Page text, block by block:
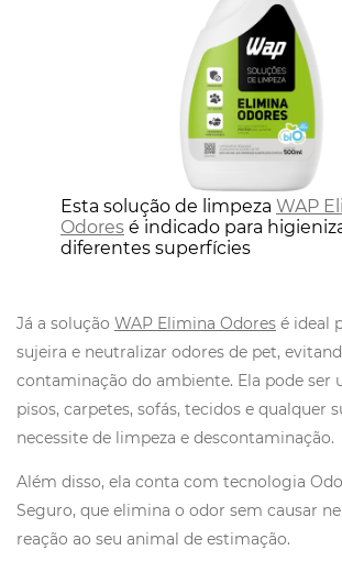
Esta solução de limpeza WAP
Odores é indicado para
diferentes superfícies
Já a solução WAP Elimina Odores é ideal
sujeira e neutralizar odores de pet,
contaminação do ambiente. Ela pode ser
pisos, carpetes, sofás, tecidos e qualquer
necessite de limpeza e descontaminação.
Além disso, ela conta com tecnologia
Seguro, que elimina o odor sem causar
reação ao seu animal de estimação.